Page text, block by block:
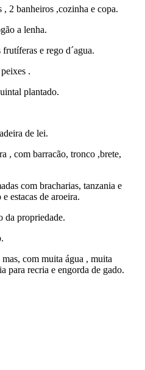
, 2 banheiros ,cozinha e copa.
a lenha.
e rego d´agua.
.
plantado.
de lei.
, com barracão, tronco ,brete,
com bracharias, tanzania e
estacas de aroeira.
da propriedade.
com muita água , muita
para recria e engorda de gado.